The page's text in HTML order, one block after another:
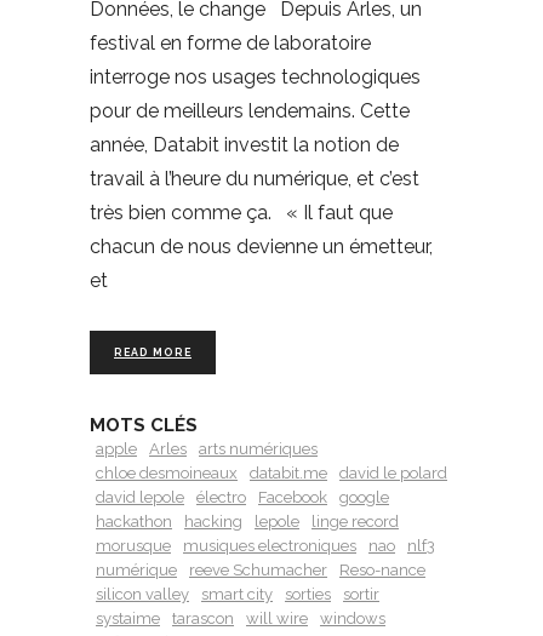
Données, le change Depuis Arles, un
festival en forme de laboratoire
interroge nos usages technologiques
pour de meilleurs lendemains. Cette
année, Databit investit la notion de
travail à l’heure du numérique, et c’est
très bien comme ça. « Il faut que
chacun de nous devienne un émetteur,
et
READ MORE
MOTS CLÉS
apple Arles
arts numériques
chloe desmoineaux
databit.me
david le polard
david lepole
électro Facebook
google
hackathon
hacking lepole
linge record
morusque
musiques electroniques nao
nlf3
numérique
reeve Schumacher
Reso-nance
silicon valley
smart city sorties
sortir
systaime
tarascon will wire
windows